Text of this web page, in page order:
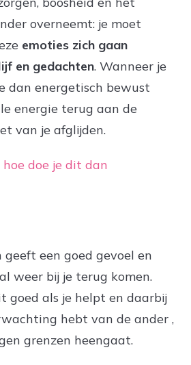
overneemt: je moet
emoties zich gaan
en gedachten. Wanneer je
dan energetisch bewust
energie terug aan de
van je afglijden.
hoe doe je dit dan
geeft een goed gevoel en
weer bij je terug komen.
goed als je helpt en daarbij
hebt van de ander ,
grenzen heengaat.